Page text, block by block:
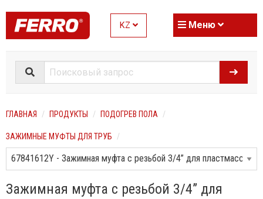
KZ Меню
ГЛАВНАЯ ПРОДУКТЫ ПОДОГРЕВ ПОЛА
ЗАЖИМНЫЕ МУФТЫ ДЛЯ ТРУБ
Зажимная муфта с резьбой 3/4” для